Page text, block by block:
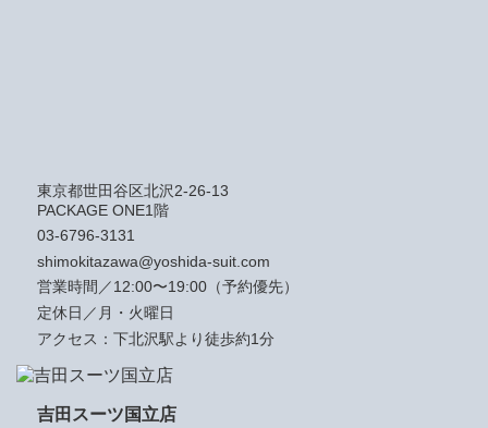
東京都世田谷区北沢2-26-13
PACKAGE ONE1階
03-6796-3131
shimokitazawa@yoshida-suit.com
営業時間／12:00〜19:00（予約優先）
定休日／月・火曜日
アクセス：下北沢駅より徒歩約1分
吉田スーツ国立店